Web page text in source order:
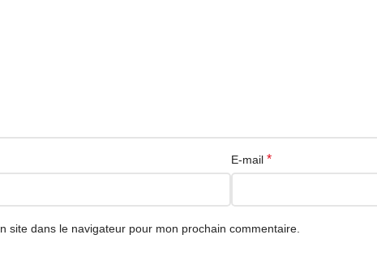
E-mail *
site dans le navigateur pour mon prochain commentaire.